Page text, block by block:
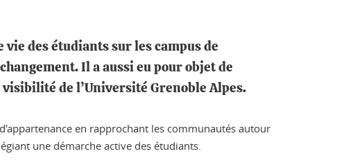
des étudiants sur les campus de
Il a aussi eu pour objet de
de l’Université Grenoble Alpes.
en rapprochant les communautés autour
une démarche active des étudiants.